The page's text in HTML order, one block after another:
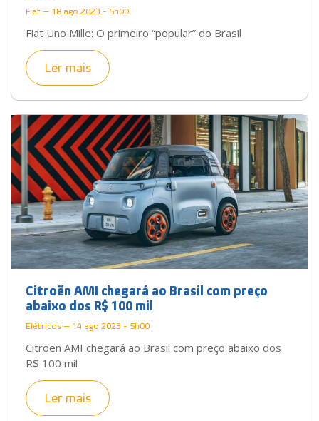
Fiat — 18 ago 2023 - 5h00
Fiat Uno Mille: O primeiro “popular” do Brasil
Ler mais
Citroën AMI chegará ao Brasil com preço
abaixo dos R$ 100 mil
Elétricos — 14 ago 2023 - 5h00
Citroën AMI chegará ao Brasil com preço abaixo dos
R$ 100 mil
Ler mais